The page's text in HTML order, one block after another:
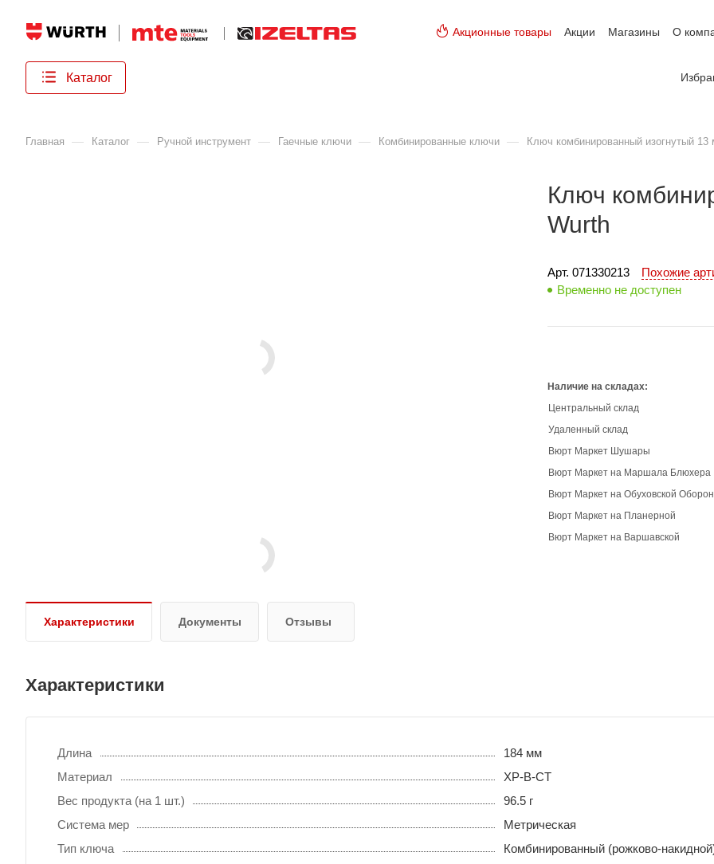
Акционные товары Акции Магазины О
Каталог
Главная — Каталог — Ручной инструмент — Гаечные ключи — Комбинированные ключи — Ключ комбинированный изогнутый 13
Ключ
Wurth
Арт. 071330213
Похожие
Временно не доступен
Наличие на складах:
Центральный склад
Удаленный склад
Вюрт Маркет Шушары
Вюрт Маркет на Маршала Блюхера
Вюрт Маркет на Обуховской
Вюрт Маркет на Планерной
Вюрт Маркет на Варшавской
Характеристики Документы Отзывы
Характеристики
Длина
184 мм
Материал
ХР-В-СТ
Вес продукта (на 1 шт.)
96.5 г
Система мер
Метрическая
Тип ключа
Комбинированный (рожково-